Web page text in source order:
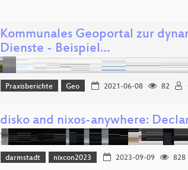
Kommunales Geoportal zur
Dienste - Beispiel…
Praxisberichte Geo 2021-06-08 82
disko and nixos-anywhere:
darmstadt nixcon2023 2023-09-09 828